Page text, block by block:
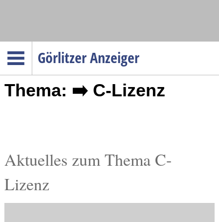
Görlitzer Anzeiger
Menüpunkte
Startseite
Verkehr
Gesundheit
Thema: ➡️ C-Lizenz
Aktuelles zum Thema C-
Lizenz